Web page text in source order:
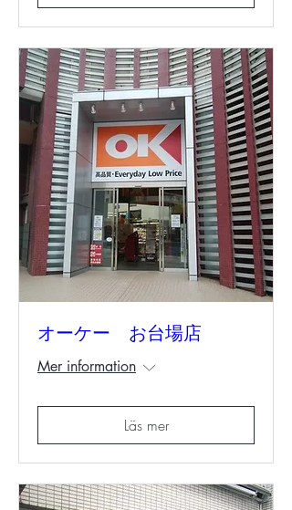
オーケー お台場店
Mer information
Läs mer